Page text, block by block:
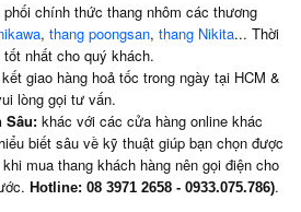
phối chính thức thang nhôm các thương
,thang poongsan,thang Nikita... Thời
nhất cho quý khách.
giao hàng hoả tốc trong ngày tại HCM &
lòng gọi tư vấn.
Sâu: khác với các cửa hàng online khác
biết sâu về kỹ thuật giúp bạn chọn được
mua thang khách hàng nên gọi điện cho
Hotline: 08 3971 2658 - 0933.075.786).